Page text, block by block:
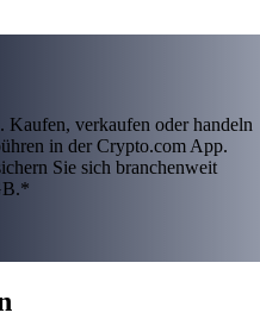
Kaufen, verkaufen oder handeln
in der Crypto.com App.
Sie sich branchenweit